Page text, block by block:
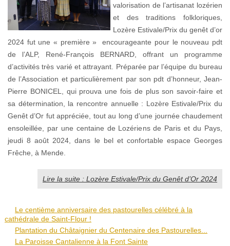
valorisation de l’artisanat lozérien
et des traditions folkloriques,
Lozère Estivale/Prix du genêt d’or
2024 fut une « première » encourageante pour le nouveau pdt
de l’ALP, René-François BERNARD, offrant un programme
d’activités très varié et attrayant. Préparée par l’équipe du bureau
de l’Association et particulièrement par son pdt d’honneur, Jean-
Pierre BONICEL, qui prouva une fois de plus son savoir-faire et
sa détermination, la rencontre annuelle : Lozère Estivale/Prix du
Genêt d’Or fut appréciée, tout au long d’une journée chaudement
ensoleillée, par une centaine de Lozériens de Paris et du Pays,
jeudi 8 août 2024, dans le bel et confortable espace Georges
Frêche, à Mende.
Lire la suite : Lozère Estivale/Prix du Genêt d’Or 2024
Le centième anniversaire des pastourelles célébré à la
cathédrale de Saint-Flour !
Plantation du Châtaignier du Centenaire des Pastourelles...
La Paroisse Cantalienne à la Font Sainte